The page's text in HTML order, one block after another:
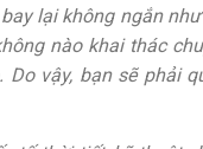
lại không ngắn
nào khai thác
Do vậy, bạn sẽ phải